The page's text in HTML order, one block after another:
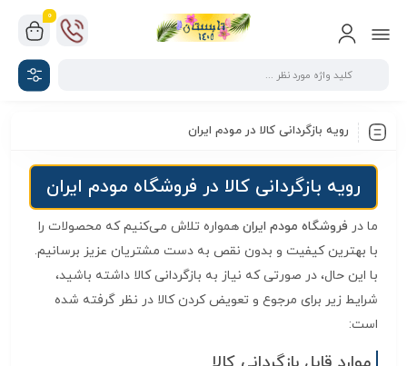
0
رویه بازگردانی کالا در مودم ایران
رویه بازگردانی کالا در فروشگاه مودم ایران
ما در فروشگاه مودم ایران همواره تلاش می‌کنیم که محصولات را
با بهترین کیفیت و بدون نقص به دست مشتریان عزیز برسانیم.
با این حال، در صورتی که نیاز به بازگردانی کالا داشته باشید،
شرایط زیر برای مرجوع و تعویض کردن کالا در نظر گرفته شده
است: